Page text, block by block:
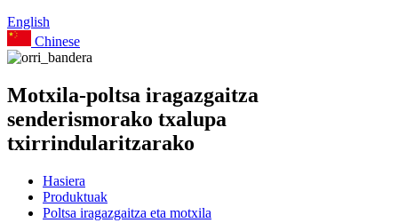
English
Chinese
Motxila-poltsa iragazgaitza
senderismorako txalupa
txirrindularitzarako
Hasiera
Produktuak
Poltsa iragazgaitza eta motxila